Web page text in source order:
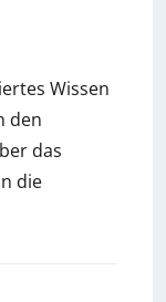
Wissen
den
das
die